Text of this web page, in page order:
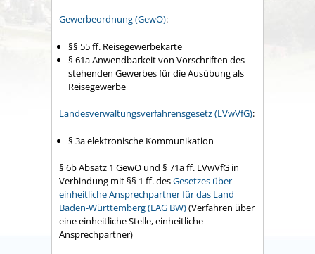
Gewerbeordnung (GewO):
§§ 55ff. Reisegewerbekarte
§ 61a Anwendbarkeit von Vorschriften des
stehenden Gewerbes für die Ausübung als
Reisegewerbe
Landesverwaltungsverfahrensgesetz (LVwVfG):
§ 3a elektronische Kommunikation
§ 6b Absatz 1 GewO und § 71a ff. LVwVfG in
Verbindung mit §§ 1 ff. desGesetzes über
einheitliche Ansprechpartner für das Land
Baden-Württemberg (EAG BW)(Verfahren über
eine einheitliche Stelle, einheitliche
Ansprechpartner)